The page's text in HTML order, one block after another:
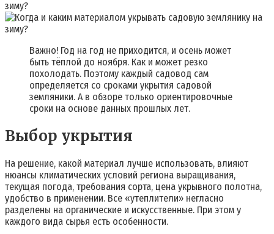
Важно! Год на год не приходится, и осень может
быть тёплой до ноября. Как и может резко
похолодать. Поэтому каждый садовод сам
определяется со сроками укрытия садовой
земляники. А в обзоре только ориентировочные
сроки на основе данных прошлых лет.
Выбор укрытия
На решение, какой материал лучше использовать, влияют
нюансы климатических условий региона выращивания,
текущая погода, требования сорта, цена укрывного полотна,
удобство в применении. Все «утеплители» негласно
разделены на органические и искусственные. При этом у
каждого вида сырья есть особенности.